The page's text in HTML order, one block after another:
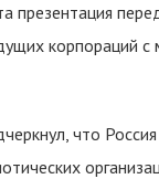
презентация
корпораций
что